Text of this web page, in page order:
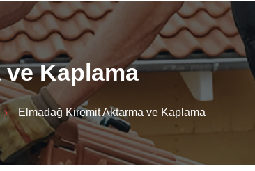
ve Kaplama
Elmadağ Kiremit Aktarma ve Kaplama